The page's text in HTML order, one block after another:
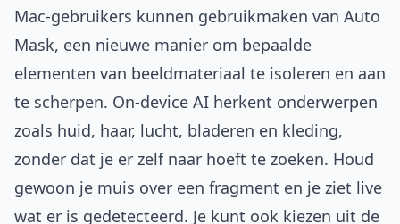
Mac-gebruikers kunnen gebruikmaken van Auto
Mask, een nieuwe manier om bepaalde
elementen van beeldmateriaal te isoleren en aan
te scherpen. On-device AI herkent onderwerpen
zoals huid, haar, lucht, bladeren en kleding,
zonder dat je er zelf naar hoeft te zoeken. Houd
gewoon je muis over een fragment en je ziet live
wat er is gedetecteerd. Je kunt ook kiezen uit de